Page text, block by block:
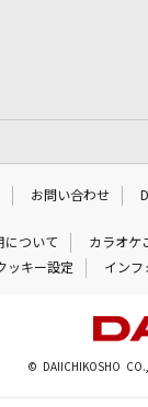
お問い合わせ
について カラオケ
ッキー設定 インフ
© DAIICHIKOSHO